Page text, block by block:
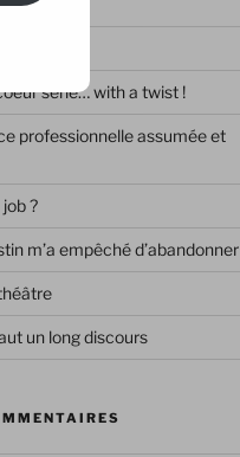
série… with a twist !
professionnelle assumée et
?
m’a empêché d’abandonner
un long discours